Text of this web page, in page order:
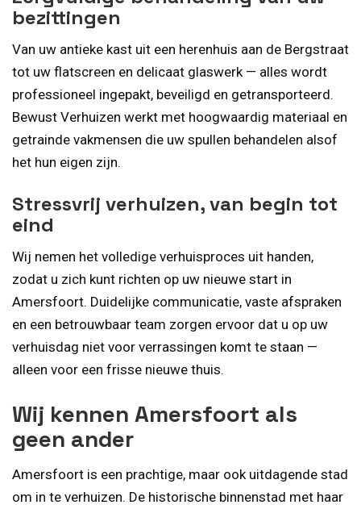
bezittingen
Van uw antieke kast uit een herenhuis aan de Bergstraat
tot uw flatscreen en delicaat glaswerk — alles wordt
professioneel ingepakt, beveiligd en getransporteerd.
Bewust Verhuizen werkt met hoogwaardig materiaal en
getrainde vakmensen die uw spullen behandelen alsof
het hun eigen zijn.
Stressvrij verhuizen, van begin tot
eind
Wij nemen het volledige verhuisproces uit handen,
zodat u zich kunt richten op uw nieuwe start in
Amersfoort. Duidelijke communicatie, vaste afspraken
en een betrouwbaar team zorgen ervoor dat u op uw
verhuisdag niet voor verrassingen komt te staan —
alleen voor een frisse nieuwe thuis.
Wij kennen Amersfoort als
geen ander
Amersfoort is een prachtige, maar ook uitdagende stad
om in te verhuizen. De historische binnenstad met haar